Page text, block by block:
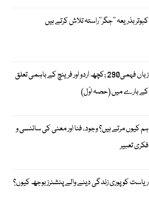
کبوتر بذریعہ ’’جگر‘‘راستہ تلاش کرتے ہیں
زباں فہمی290 ;کچھ اردو اور فرینچ کے باہمی تعلق
کے بارے میں (حصہ اوّل)
ہم کیوں مرتے ہیں؟ وجود، فنا اور معنی کی سائنسی و
فکری تعبیر
ریاست کو پوری زندگی دینے والے پنشنرز بوجھ کیوں؟